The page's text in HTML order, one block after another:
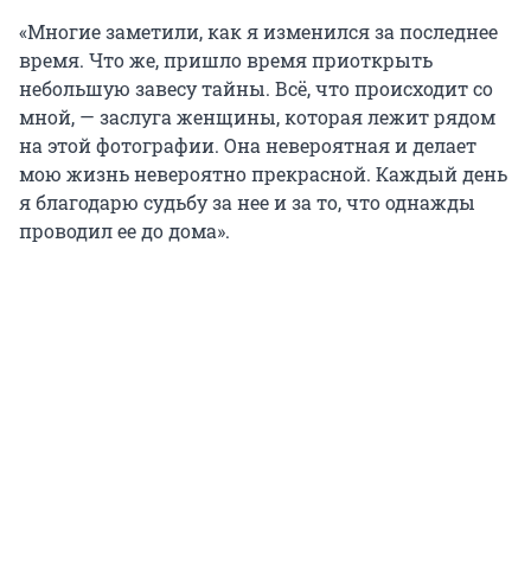
«Многие заметили, как я изменился за последнее
время. Что же, пришло время приоткрыть
небольшую завесу тайны. Всё, что происходит со
мной, — заслуга женщины, которая лежит рядом
на этой фотографии. Она невероятная и делает
мою жизнь невероятно прекрасной. Каждый день
я благодарю судьбу за нее и за то, что однажды
проводил ее до дома».